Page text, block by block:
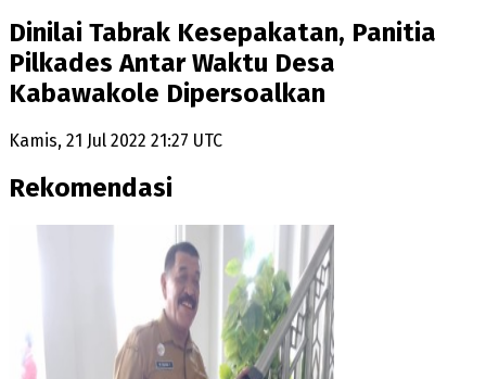
Dinilai Tabrak Kesepakatan, Panitia
Pilkades Antar Waktu Desa
Kabawakole Dipersoalkan
Kamis, 21 Jul 2022 21:27 UTC
Rekomendasi